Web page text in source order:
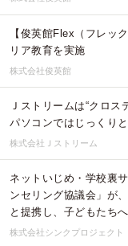
【俊英館Flex（フレッ
リア教育を実施
株式会社俊英館
Ｊストリームは“クロ
パソコンではじっくり
株式会社Ｊストリーム
ネットいじめ・学校裏
ンセリング協議会」が
と提携し、子どもたち
株式会社シンクプロジェクト